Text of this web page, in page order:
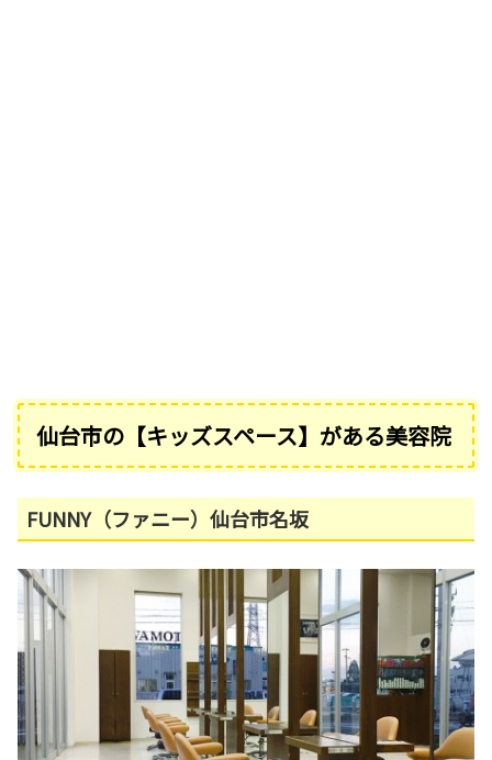
仙台市の【キッズスペース】がある美容院
FUNNY（ファニー）仙台市名坂